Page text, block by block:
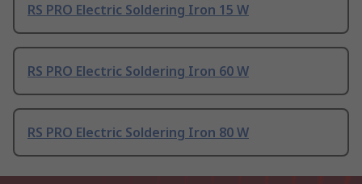
RS PRO Electric Soldering Iron 15 W
RS PRO Electric Soldering Iron 60 W
RS PRO Electric Soldering Iron 80 W